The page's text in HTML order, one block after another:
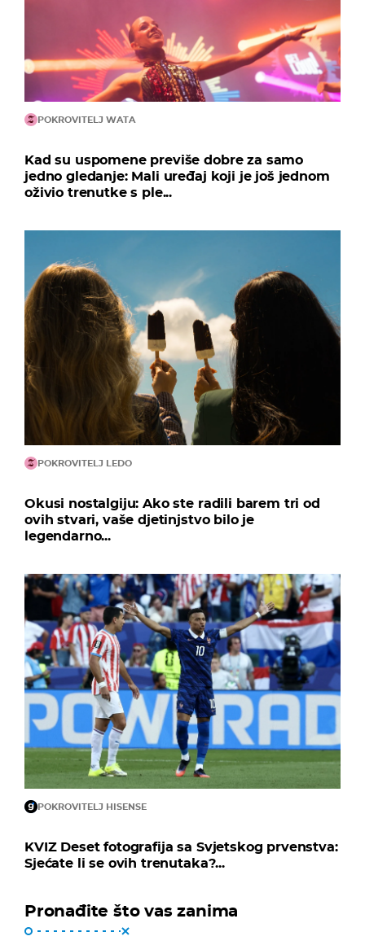
POKROVITELJ WATA
Kad su uspomene previše dobre za samo
jedno gledanje: Mali uređaj koji je još jednom
oživio trenutke s ple...
POKROVITELJ LEDO
Okusi nostalgiju: Ako ste radili barem tri od
ovih stvari, vaše djetinjstvo bilo je
legendarno...
POKROVITELJ HISENSE
KVIZ Deset fotografija sa Svjetskog prvenstva:
Sjećate li se ovih trenutaka?...
Pronađite što vas zanima